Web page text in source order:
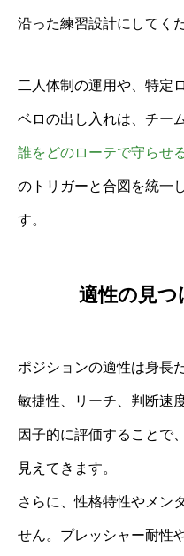
沿った練習設計にしてく
二人体制の運用や、特定
ベロの出し入れは、チー
誰をどのローテで守らせ
のトリガーと合図を統一
す。
適性の見つ
ポジションの適性は身長
敏捷性、リーチ、判断速
因子的に評価することで
見えてきます。
さらに、性格特性やメン
せん。プレッシャー耐性